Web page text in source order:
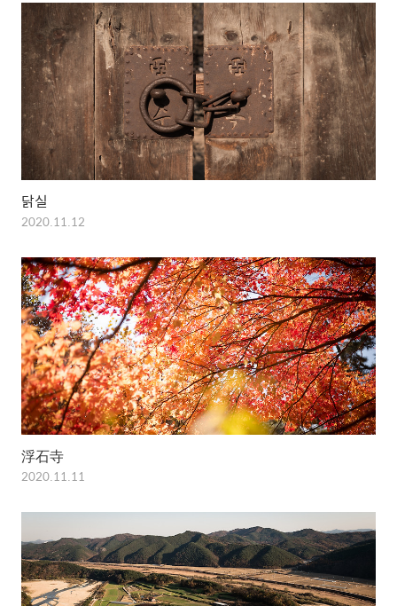
닭실
2020.11.12
浮石寺
2020.11.11